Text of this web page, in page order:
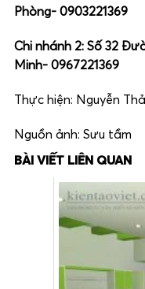
Phòng- 0903221369
Chi nhánh 2: Số 32
Minh- 0967221369
Thực hiện: Nguyễn
Nguồn ảnh: Sưu tầm
BÀI VIẾT LIÊN QUAN